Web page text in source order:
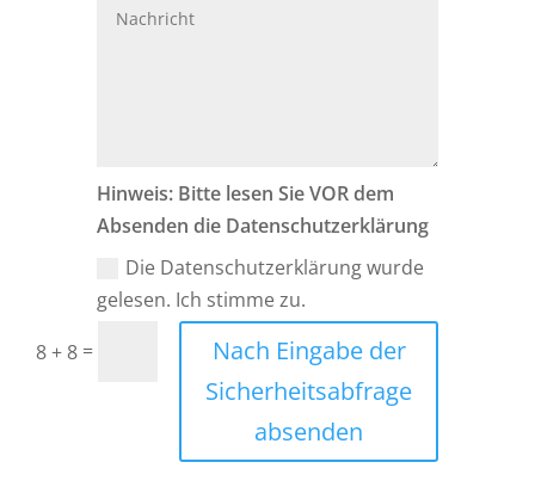
Hinweis: Bitte lesen Sie VOR dem
Absenden die Datenschutzerklärung
Die Datenschutzerklärung wurde
gelesen. Ich stimme zu.
8 + 8 =
Nach Eingabe der
Sicherheitsabfrage
absenden